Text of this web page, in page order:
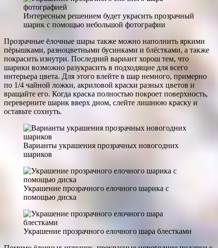
Интересным решением будет украсить прозрачный
шарик с помощью небольшой фотографии
Прозрачные ёлочные шары также можно наполнить яркими
пёрышками, разноцветными бусинками и блёстками, а также
покрасить изнутри. Последний вариант хорош тем, что
шарики возможно разукрасить в подходящие для всего
интерьера цвета. Для этого влейте в шар немного, примерно
по 1/4 чайной ложки, акриловой краски разных цветов и
вращайте его. Когда краска полностью покроет поверхность,
переверните шарик вверх дном, слейте лишнюю краску и
оставьте сохнуть.
Варианты украшения прозрачных новогодних
шариков
Украшение прозрачного елочного шарика с
помощью диска
Украшение прозрачного елочного шара блестками